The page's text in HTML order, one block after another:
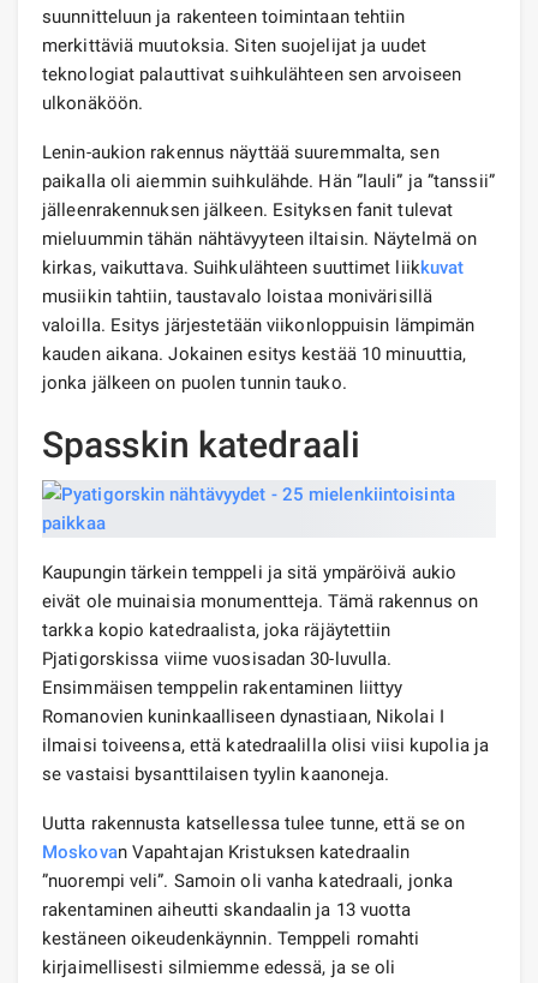
suunnitteluun ja rakenteen toimintaan tehtiin
merkittäviä muutoksia. Siten suojelijat ja uudet
teknologiat palauttivat suihkulähteen sen arvoiseen
ulkonäköön.
Lenin-aukion rakennus näyttää suuremmalta, sen
paikalla oli aiemmin suihkulähde. Hän ”lauli” ja ”tanssii”
jälleenrakennuksen jälkeen. Esityksen fanit tulevat
mieluummin tähän nähtävyyteen iltaisin. Näytelmä on
kirkas, vaikuttava. Suihkulähteen suuttimet liikkuvat
musiikin tahtiin, taustavalo loistaa monivärisillä
valoilla. Esitys järjestetään viikonloppuisin lämpimän
kauden aikana. Jokainen esitys kestää 10 minuuttia,
jonka jälkeen on puolen tunnin tauko.
Spasskin katedraali
Kaupungin tärkein temppeli ja sitä ympäröivä aukio
eivät ole muinaisia ​​monumentteja. Tämä rakennus on
tarkka kopio katedraalista, joka räjäytettiin
Pjatigorskissa viime vuosisadan 30-luvulla.
Ensimmäisen temppelin rakentaminen liittyy
Romanovien kuninkaalliseen dynastiaan, Nikolai I
ilmaisi toiveensa, että katedraalilla olisi viisi kupolia ja
se vastaisi bysanttilaisen tyylin kaanoneja.
Uutta rakennusta katsellessa tulee tunne, että se on
Moskovan Vapahtajan Kristuksen katedraalin
”nuorempi veli”. Samoin oli vanha katedraali, jonka
rakentaminen aiheutti skandaalin ja 13 vuotta
kestäneen oikeudenkäynnin. Temppeli romahti
kirjaimellisesti silmiemme edessä, ja se oli